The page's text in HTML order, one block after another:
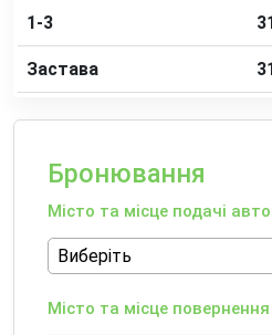
1-3
Застава
Бронювання
Місто та місце подачі
Місто та місце